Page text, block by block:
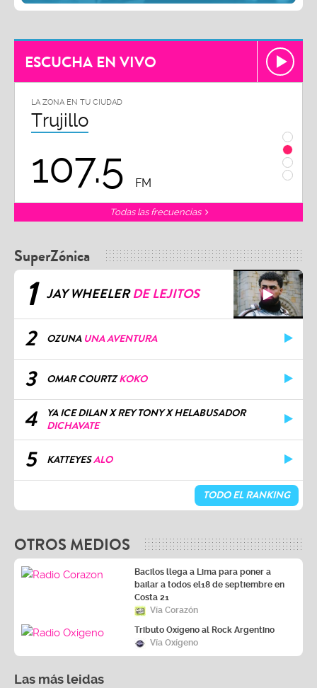
ESCUCHA EN VIVO
LA ZONA EN TU CIUDAD
Trujillo
107.5 FM
Todas las frecuencias
SuperZónica
1 JAY WHEELERDE LEJITOS
2 OZUNA UNA AVENTURA
3 OMAR COURTZKOKO
4
YA ICE DILAN X REY TONY X HELABUSADOR
DICHAVATE
5 KATTEYESALO
TODO EL RANKING
OTROS MEDIOS
Bacilos llega a Lima para poner a
bailar a todos el18 de septiembre en
Costa 21
Vía Corazón
Tributo Oxígeno al Rock Argentino
Vía Oxígeno
Las más leidas